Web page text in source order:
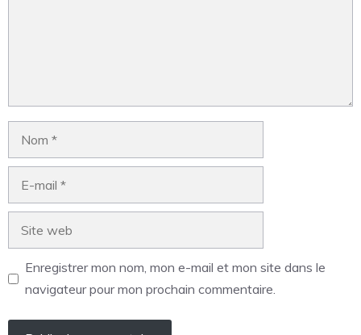
Enregistrer mon nom, mon e-mail et mon site dans le
navigateur pour mon prochain commentaire.